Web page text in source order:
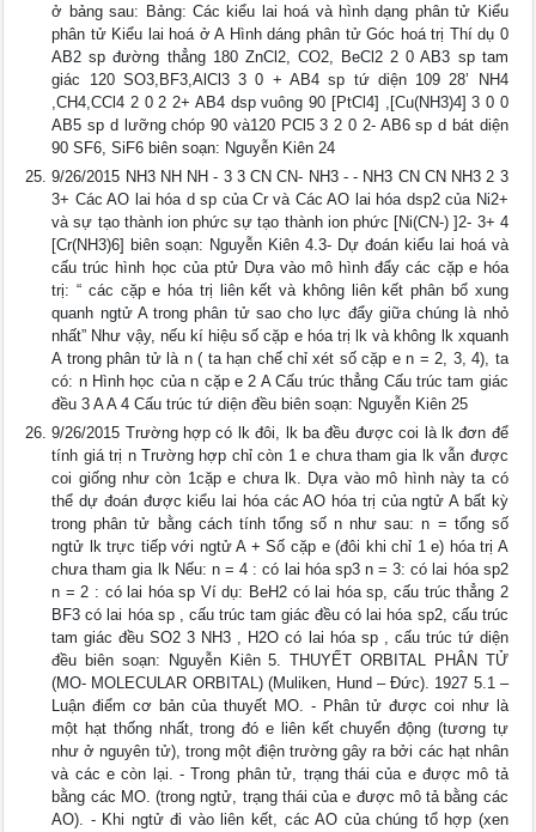
ở bảng sau: Bảng: Các kiểu lai hoá và hình dạng phân tử Kiểu
phân tử Kiểu lai hoá ở A Hình dáng phân tử Góc hoá trị Thí dụ 0
AB2 sp đường thẳng 180 ZnCl2, CO2, BeCl2 2 0 AB3 sp tam
giác 120 SO3,BF3,AlCl3 3 0 + AB4 sp tứ diện 109 28’ NH4
,CH4,CCl4 2 0 2 2+ AB4 dsp vuông 90 [PtCl4] ,[Cu(NH3)4] 3 0 0
AB5 sp d lưỡng chóp 90 và120 PCl5 3 2 0 2- AB6 sp d bát diện
90 SF6, SiF6 biên soạn: Nguyễn Kiên 24
9/26/2015 NH3 NH NH - 3 3 CN CN- NH3 - - NH3 CN CN NH3 2 3
3+ Các AO lai hóa d sp của Cr và Các AO lai hóa dsp2 của Ni2+
và sự tạo thành ion phức sự tạo thành ion phức [Ni(CN-) ]2- 3+ 4
[Cr(NH3)6] biên soạn: Nguyễn Kiên 4.3- Dự đoán kiểu lai hoá và
cấu trúc hình học của ptử Dựa vào mô hình đẩy các cặp e hóa
trị: “ các cặp e hóa trị liên kết và không liên kết phân bổ xung
quanh ngtử A trong phân tử sao cho lực đẩy giữa chúng là nhỏ
nhất” Như vậy, nếu kí hiệu số cặp e hóa trị lk và không lk xquanh
A trong phân tử là n ( ta hạn chế chỉ xét số cặp e n = 2, 3, 4), ta
có: n Hình học của n cặp e 2 A Cấu trúc thẳng Cấu trúc tam giác
đều 3 A A 4 Cấu trúc tứ diện đều biên soạn: Nguyễn Kiên 25
9/26/2015 Trường hợp có lk đôi, lk ba đều được coi là lk đơn để
tính giá trị n Trường hợp chỉ còn 1 e chưa tham gia lk vẫn được
coi giống như còn 1cặp e chưa lk. Dựa vào mô hình này ta có
thể dự đoán được kiểu lai hóa các AO hóa trị của ngtử A bất kỳ
trong phân tử bằng cách tính tổng số n như sau: n = tổng số
ngtử lk trực tiếp với ngtử A + Số cặp e (đôi khi chỉ 1 e) hóa trị A
chưa tham gia lk Nếu: n = 4 : có lai hóa sp3 n = 3: có lai hóa sp2
n = 2 : có lai hóa sp Ví dụ: BeH2 có lai hóa sp, cấu trúc thẳng 2
BF3 có lai hóa sp , cấu trúc tam giác đều có lai hóa sp2, cấu trúc
tam giác đều SO2 3 NH3 , H2O có lai hóa sp , cấu trúc tứ diện
đều biên soạn: Nguyễn Kiên 5. THUYẾT ORBITAL PHÂN TỬ
(MO- MOLECULAR ORBITAL) (Muliken, Hund – Đức). 1927 5.1 –
Luận điểm cơ bản của thuyết MO. - Phân tử được coi như là
một hạt thống nhất, trong đó e liên kết chuyển động (tương tự
như ở nguyên tử), trong một điện trường gây ra bởi các hạt nhân
và các e còn lại. - Trong phân tử, trạng thái của e được mô tả
bằng các MO. (trong ngtử, trạng thái của e được mô tả bằng các
AO). - Khi ngtử đi vào liên kết, các AO của chúng tổ hợp (xen